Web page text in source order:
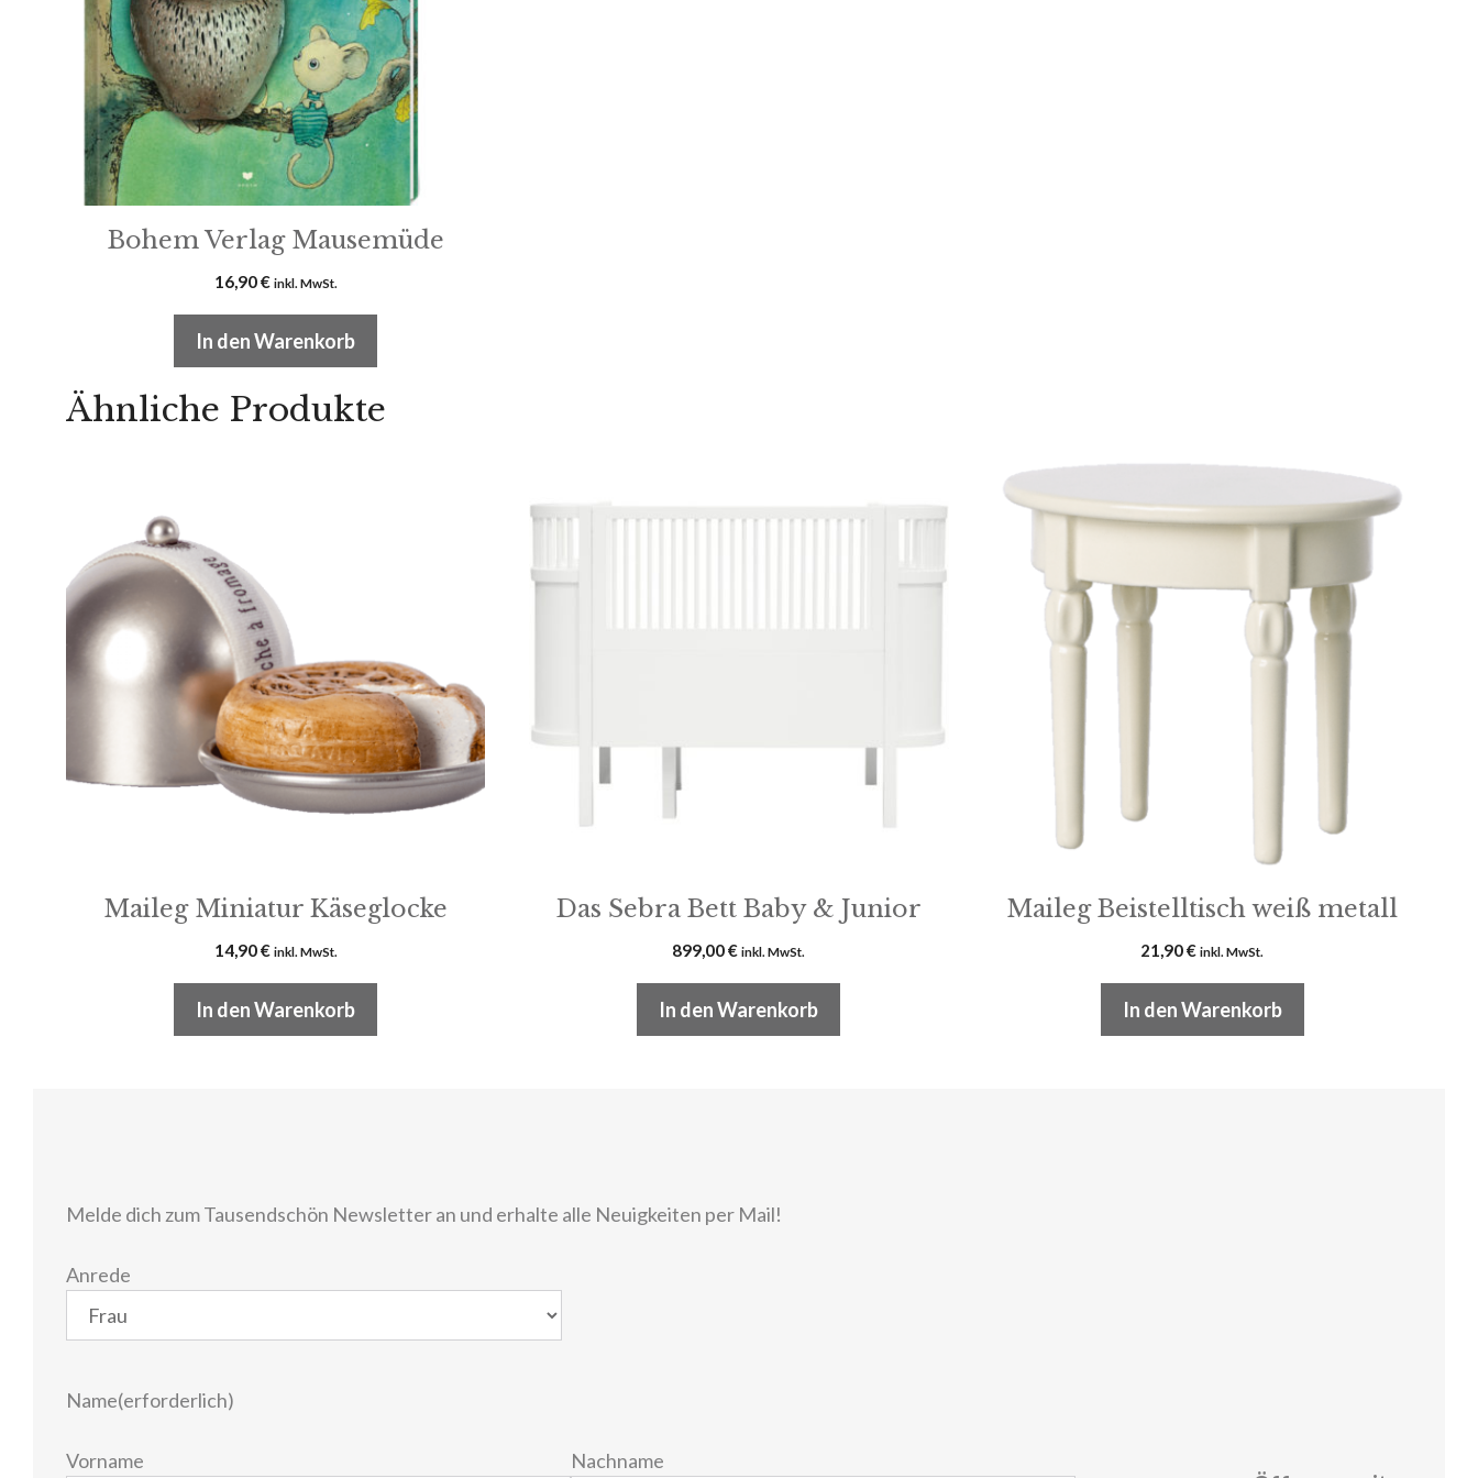
Bohem Verlag Mausemüde
16,90€ inkl. MwSt.
In den Warenkorb
Ähnliche Produkte
Maileg Miniatur Käseglocke
14,90€ inkl. MwSt.
In den Warenkorb
Das Sebra Bett Baby & Junior
899,00€ inkl. MwSt.
In den Warenkorb
Maileg Beistelltisch weiß metall
21,90€ inkl. MwSt.
In den Warenkorb
Melde dich zum Tausendschön Newsletter an und erhalte alle Neuigkeiten per Mail!
Anrede
Name(erforderlich)
Vorname Nachname